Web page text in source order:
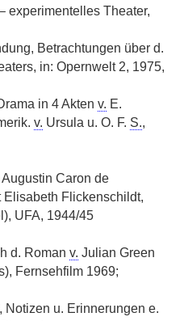
experimentelles Theater,
Betrachtungen über d.
in: Opernwelt 2, 1975,
in 4 Akten v. E.
v. Ursula u. O. F. S.,
Augustin Caron de
Elisabeth Flickenschildt,
UFA, 1944/45
d. Roman v. Julian Green
Fernsehfilm 1969;
Notizen u. Erinnerungen e.